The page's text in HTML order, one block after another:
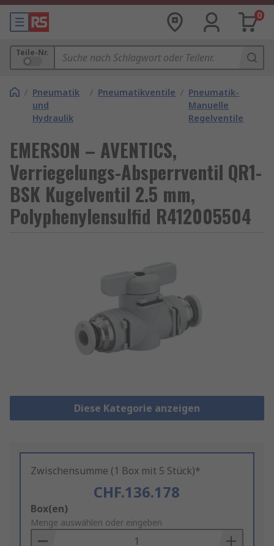
0
Teile-Nr.
/ Pneumatik
und
Hydraulik
/ Pneumatikventile / Pneumatik-
Manuelle
Regelventile
EMERSON – AVENTICS,
Verriegelungs-Absperrventil QR1-
BSK Kugelventil 2.5 mm,
Polyphenylensulfid R412005504
Diese Kategorie anzeigen
Zwischensumme (1 Box mit 5 Stück)*
CHF.136.178
Add
to
Basket
Box(en)
Menge auswählen oder eingeben